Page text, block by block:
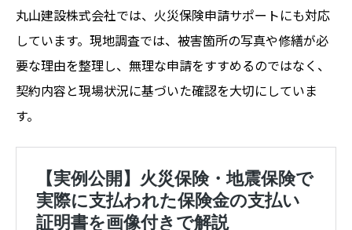
丸山建設株式会社では、火災保険申請サポートにも対応
しています。現地調査では、被害箇所の写真や修繕が必
要な理由を整理し、無理な申請をすすめるのではなく、
契約内容と現場状況に基づいた確認を大切にしていま
す。